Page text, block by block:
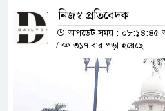
নিজস্ব প্রতিবেদক
আপডেট সময় : ০৮:১৪:৪৫
/
৩১৭ বার পড়া হয়েছে